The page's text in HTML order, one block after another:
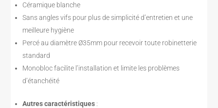
Céramique blanche
Sans angles vifs pour plus de simplicité d’entretien et une
meilleure hygiène
Percé au diamètre Ø35mm pour recevoir toute robinetterie
standard
Monobloc facilite l’installation et limite les problèmes
d’étanchéité
Autres caractéristiques :